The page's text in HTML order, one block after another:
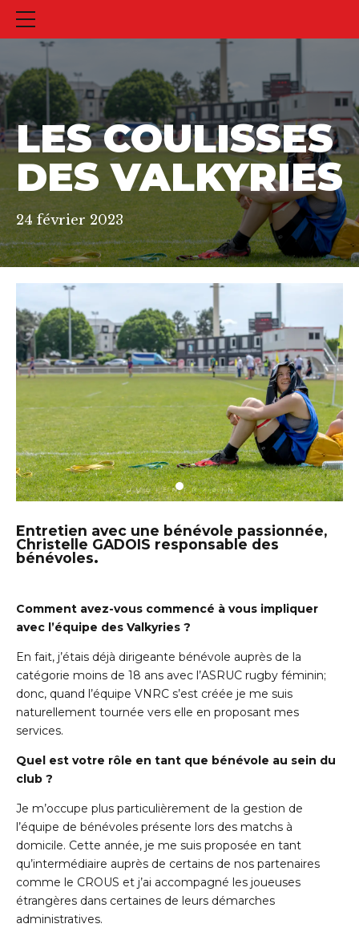
LES COULISSES
DES VALKYRIES
24 février 2023
Entretien avec une bénévole passionnée,
Christelle GADOIS responsable des
bénévoles.
Comment avez-vous commencé à vous impliquer
avec l’équipe des Valkyries ?
En fait, j’étais déjà dirigeante bénévole auprès de la
catégorie moins de 18 ans avec l’ASRUC rugby féminin;
donc, quand l’équipe VNRC s’est créée je me suis
naturellement tournée vers elle en proposant mes
services.
Quel est votre rôle en tant que bénévole au sein du
club ?
Je m’occupe plus particulièrement de la gestion de
l’équipe de bénévoles présente lors des matchs à
domicile. Cette année, je me suis proposée en tant
qu’intermédiaire auprès de certains de nos partenaires
comme le CROUS et j’ai accompagné les joueuses
étrangères dans certaines de leurs démarches
administratives.